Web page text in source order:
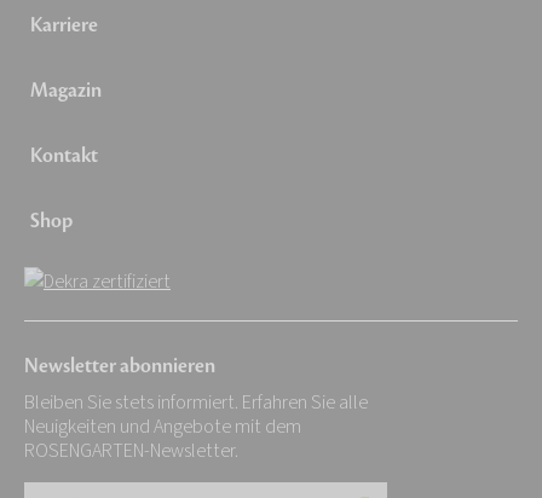
Karriere
Magazin
Kontakt
Shop
Newsletter abonnieren
Bleiben Sie stets informiert. Erfahren Sie alle
Neuigkeiten und Angebote mit dem
ROSENGARTEN-Newsletter.